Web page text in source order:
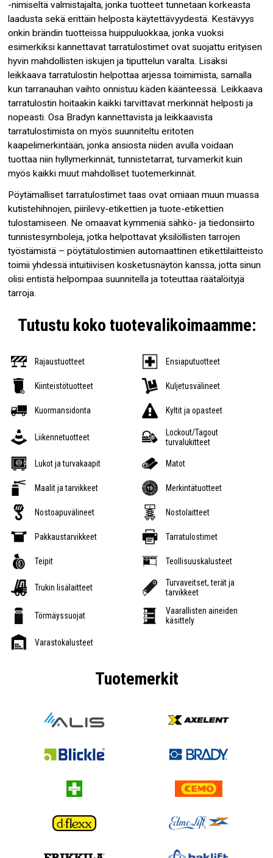
-nimiseltä valmistajalta, jonka tuotteet tunnetaan korkeasta
laadusta sekä erittäin helposta käytettävyydestä. Kestävyys
onkin brändin tuotteissa huippuluokkaa, jonka vuoksi
esimerkiksi kannettavat tarratulostimet ovat suojattu erityisen
hyvin mahdollisten iskujen ja tiputtelun varalta. Lisäksi
leikkaava tarratulostin helpottaa arjessa toimimista, samalla
kun tarranauhan vaihto onnistuu käden käänteessä. Leikkaava
tarratulostin hoitaakin kaikki tarvittavat merkinnät helposti ja
nopeasti. Osa Bradyn kannettavista ja leikkaavista
tarratulostimista on myös suunniteltu eritoten
kaapelimerkintään, jonka ansiosta niiden avulla voidaan
tuottaa niin hyllymerkinnät, tunnistetarrat, turvamerkit kuin
myös kaikki muut mahdolliset tuotemerkinnät.
Pöytämalliset tarratulostimet taas ovat omiaan muun muassa
kutistehihnojen, piirilevy-etikettien ja tuote-etikettien
tulostamiseen. Ne omaavat kymmeniä sähkö- ja tiedonsiirto
tunnistesymboleja, jotka helpottavat yksilöllisten tarrojen
työstämistä – pöytätulostimien automaattinen etikettilaitteisto
toimii yhdessä intuitiivisen kosketusnäytön kanssa, jotta sinun
olisi entistä helpompaa suunnitella ja toteuttaa räätälöityjä
tarroja.
Tutustu koko tuotevalikoimaamme:
Rajaustuotteet Ensiaputuotteet
Kiinteistötuotteet Kuljetusvälineet
Kuormansidonta Kyltit ja opasteet
Liikennetuotteet
Lockout/Tagout
turvalukitteet
Lukot ja turvakaapit Matot
Maalit ja tarvikkeet Merkintätuotteet
Nostoapuvälineet Nostolaitteet
Pakkaustarvikkeet Tarratulostimet
Teipit Teollisuuskalusteet
Trukin lisälaitteet
Turvaveitset, terät ja
tarvikkeet
Törmäyssuojat
Vaarallisten aineiden
käsittely
Varastokalusteet
Tuotemerkit